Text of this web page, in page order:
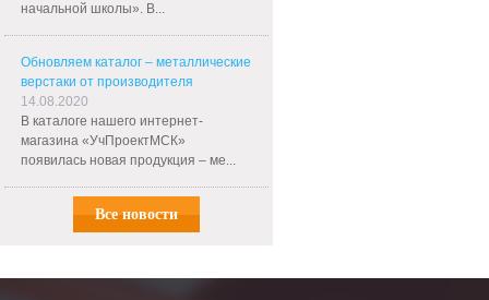
начальной школы». В...
Обновляем каталог – металлические
верстаки от производителя
14.08.2020
В каталоге нашего интернет-
магазина «УчПроектМСК»
появилась новая продукция – ме...
Все новости